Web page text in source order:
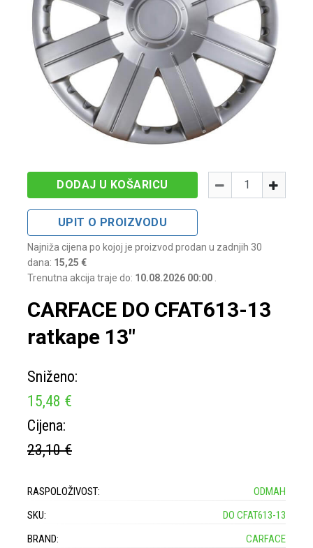
-
Količina +
DODAJ U KOŠARICU
UPIT O PROIZVODU
Najniža cijena po kojoj je proizvod prodan u zadnjih 30
dana: 15,25 €
Trenutna akcija traje do: 10.08.2026 00:00 .
CARFACE DO CFAT613-13
ratkape 13″
Sniženo:
15,48 €
Cijena:
23,10 €
RASPOLOŽIVOST:
ODMAH
SKU:
DO CFAT613-13
BRAND:
CARFACE